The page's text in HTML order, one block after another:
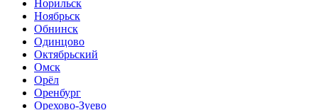
Норильск
Ноябрьск
Обнинск
Одинцово
Октябрьский
Омск
Орёл
Оренбург
Орехово-Зуево